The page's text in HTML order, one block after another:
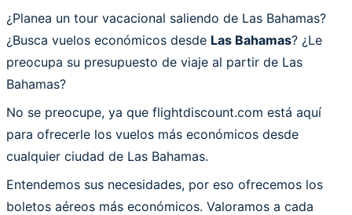
¿Planea un tour vacacional saliendo de Las Bahamas?
¿Busca vuelos económicos desde Las Bahamas? ¿Le
preocupa su presupuesto de viaje al partir de Las
Bahamas?
No se preocupe, ya que flightdiscount.com está aquí
para ofrecerle los vuelos más económicos desde
cualquier ciudad de Las Bahamas.
Entendemos sus necesidades, por eso ofrecemos los
boletos aéreos más económicos. Valoramos a cada